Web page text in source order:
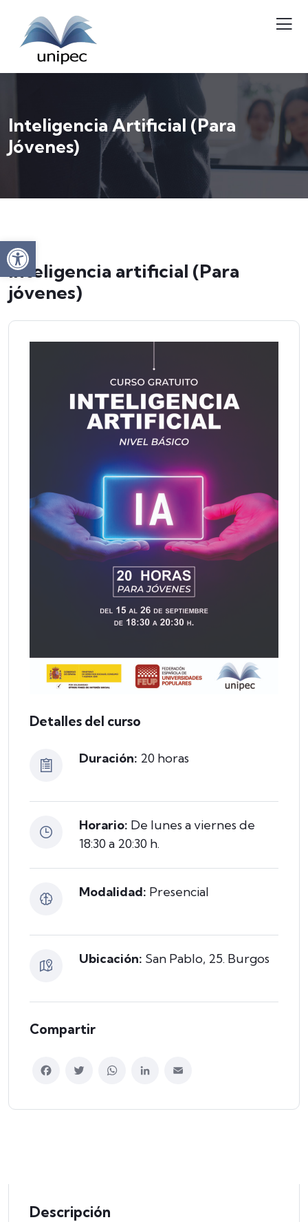
Abrir barra de herramientas
Inteligencia Artificial (Para
Jóvenes)
Inteligencia artificial (Para
jóvenes)
Descripción
Detalles del curso
Duración: 20 horas
Horario: De lunes a viernes de
18:30 a 20:30 h.
Modalidad: Presencial
Ubicación: San Pablo, 25. Burgos
Compartir
FacebookTwitter WhatsAppLinkedIn